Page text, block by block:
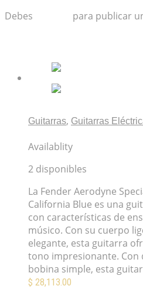
Debes para publicar
Guitarras, Guitarras
Availablity
2 disponibles
La Fender Aerodyne
California Blue es una
con características de
músico. Con su cuerpo
elegante, esta guitarra
tono impresionante. Con
bobina simple, esta
$ 28,113.00